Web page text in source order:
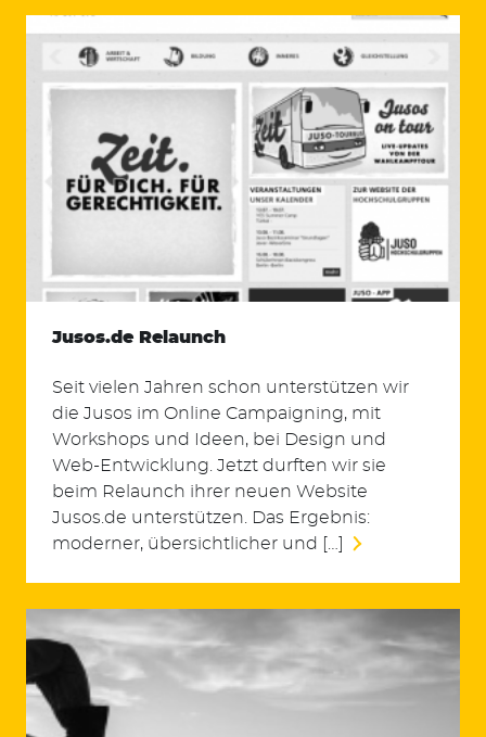
Jusos.de Relaunch
Seit vielen Jahren schon unterstützen wir
die Jusos im Online Campaigning, mit
Workshops und Ideen, bei Design und
Web-Entwicklung. Jetzt durften wir sie
beim Relaunch ihrer neuen Website
Jusos.de unterstützen. Das Ergebnis:
moderner, übersichtlicher und […]